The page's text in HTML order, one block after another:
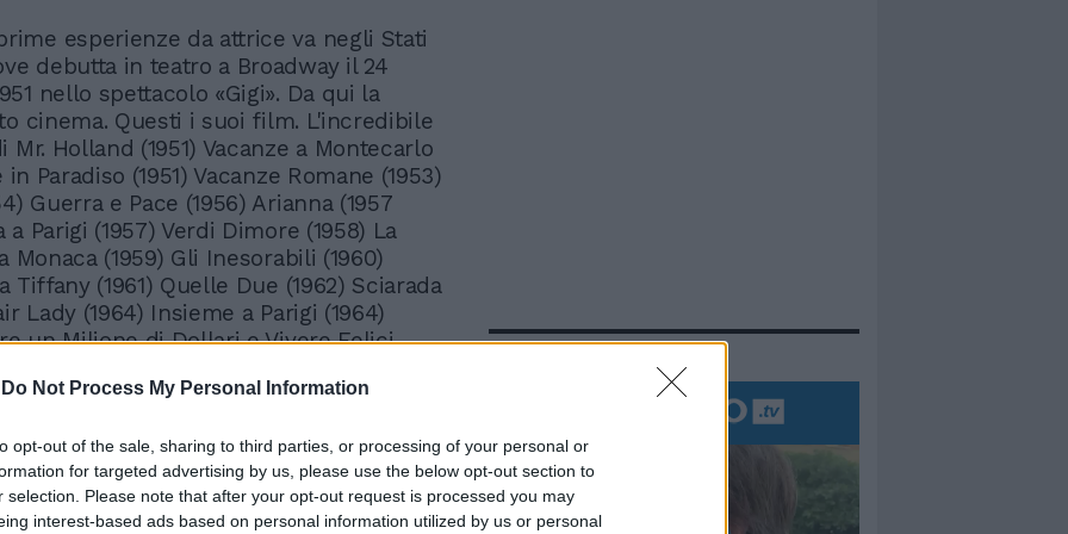
Do Not Process My Personal Information
opt-out of the sale, sharing to third parties, or processing of your personal or
for targeted advertising by us, please use the below opt-out section to
selection. Please note that after your opt-out request is processed you may
interest-based ads based on personal information utilized by us or personal
esperienze da attrice va negli Stati
debutta in teatro a Broadway il 24
nello spettacolo «Gigi». Da qui la
cinema. Questi i suoi film. L'incredibile
Mr. Holland (1951) Vacanze a Montecarlo
in Paradiso (1951) Vacanze Romane (1953)
Guerra e Pace (1956) Arianna (1957
Parigi (1957) Verdi Dimore (1958) La
Monaca (1959) Gli Inesorabili (1960)
Tiffany (1961) Quelle Due (1962) Sciarada
Lady (1964) Insieme a Parigi (1964)
un Milione di Dollari e Vivere Felici
e Marian (1976) Linea di Sangue (1979) ...e
In evidenza